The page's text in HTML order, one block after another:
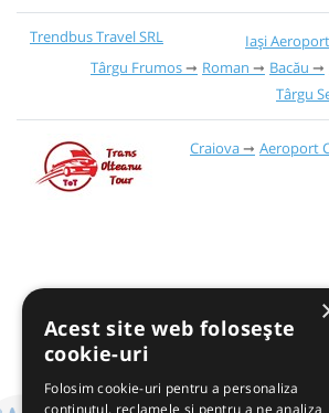
Trendbus Travel SRL Iași Aeroport
Târgu Frumos
Roman Bacău
Târgu
Craiova
Aeroport
Acest site web folosește
cookie-uri
Folosim cookie-uri pentru a personaliza
conținutul, reclamele și pentru a ne analiza